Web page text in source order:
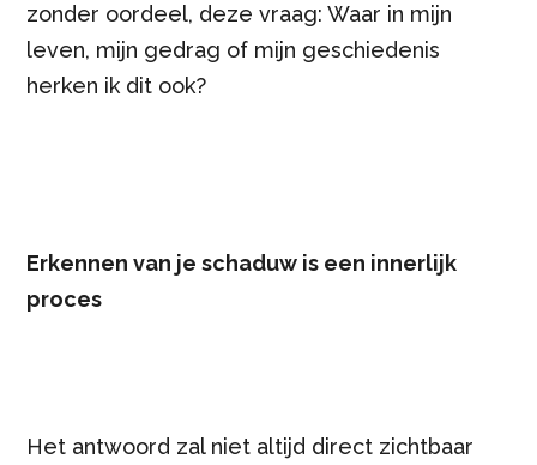
zonder oordeel, deze vraag: Waar in mijn
leven, mijn gedrag of mijn geschiedenis
herken ik dit ook?
Erkennen van je schaduw is een innerlijk
proces
Het antwoord zal niet altijd direct zichtbaar